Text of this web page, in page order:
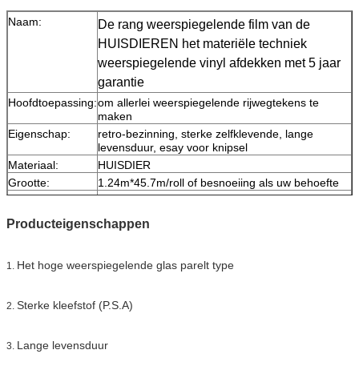
Naam:
De rang weerspiegelende film van de
HUISDIEREN het materiële techniek
weerspiegelende vinyl afdekken met 5 jaar
garantie
Hoofdtoepassing:om allerlei weerspiegelende rijwegtekens te
maken
Eigenschap:
retro-bezinning, sterke zelfklevende, lange
levensduur, esay voor knipsel
Materiaal:
HUISDIER
Grootte:
1.24m*45.7m/roll of besnoeiing als uw behoefte
Dikte:
0.15mm
Steekproef:
vrije steekproef terwijl de vracht verzamelt
Producteigenschappen
1. Het hoge weerspiegelende glas parelt type
2. Sterke kleefstof (P.S.A)
3. Lange levensduur